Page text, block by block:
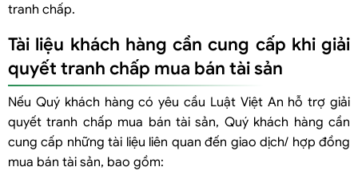
tranh chấp.
Tài liệu khách hàng cần cung cấp khi giải
quyết tranh chấp mua bán tài sản
Nếu Quý khách hàng có yêu cầu Luật Việt An hỗ trợ giải
quyết tranh chấp mua bán tài sản, Quý khách hàng cần
cung cấp những tài liệu liên quan đến giao dịch/ hợp đồng
mua bán tài sản, bao gồm: